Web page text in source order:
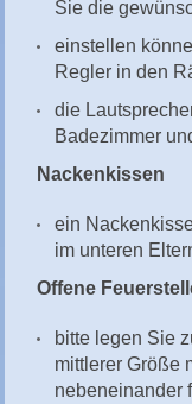
Sie die
einstellen
Regler in den
die
Badezimmer
Nackenkissen
ein
im unteren
Offene
bitte legen Sie
mittlerer Größe
nebeneinander